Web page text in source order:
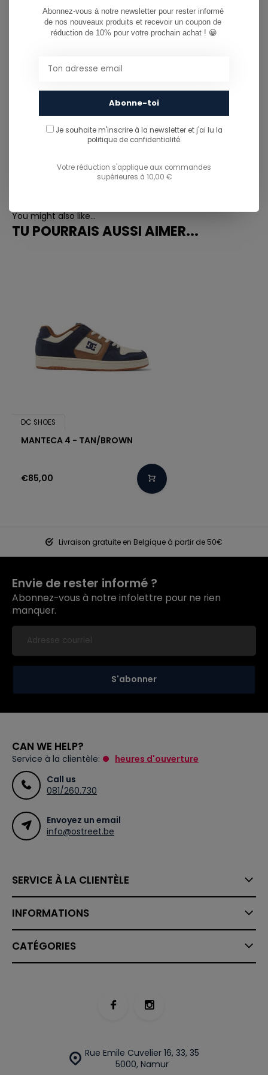
Service à la clientèle: heures d'ouverture
info@ostreet.be
PARTAGER CE PRODUIT
You might also like...
TU POURRAIS AUSSI AIMER...
DC SHOES
MANTECA 4 - TAN/BROWN
€85,00
Livraison gratuite en Belgique à partir de 50€
Envie de rester informé ?
Abonnez-vous à notre infolettre pour ne rien
manquer.
S'abonner
CAN WE HELP?
Service à la clientèle:
heures d'ouverture
Call us
081/260.730
Envoyez un email
info@ostreet.be
SERVICE À LA CLIENTÈLE
INFORMATIONS
CATÉGORIES
Rue Emile Cuvelier 16, 33, 35
5000, Namur
Abonnez-vous à notre newsletter pour rester informé
de nos nouveaux produits et recevoir un coupon de
réduction de 10% pour votre prochain achat ! 😀
Abonne-toi
Je souhaite m'inscrire à la newsletter et j'ai lu la
politique de confidentialité.
Votre réduction s'applique aux commandes
supérieures à 10,00 €